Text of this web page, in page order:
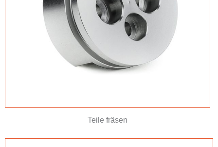
Teile fräsen